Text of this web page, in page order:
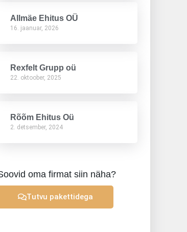
Allmäe Ehitus OÜ
16. jaanuar, 2026
Rexfelt Grupp oü
22. oktoober, 2025
Rõõm Ehitus Oü
2. detsember, 2024
oma firmat siin näha?
Tutvu pakettidega